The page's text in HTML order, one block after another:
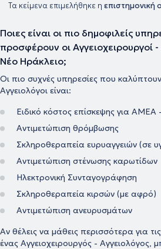
Τα κείμενα επιμελήθηκε η
Ποιες είναι οι πιο δημοφιλείς
προσφέρουν οι Αγγειοχειρουργοί -
Νέο Ηράκλειο;
Οι πιο συχνές υπηρεσίες που καλύπτουν
Αγγειολόγοι είναι:
Ειδικό κόστος επίσκεψης για ΑΜΕΑ
Αντιμετώπιση θρόμβωσης
Σκληροθεραπεία ευρυαγγειών (σε
Αντιμετώπιση στένωσης καρωτίδων
Ηλεκτρονική Συνταγογράφηση
Σκληροθεραπεία κιρσών (με αφρό)
Αντιμετώπιση ανευρυσμάτων
Αν θέλεις να μάθεις περισσότερα για
ένας Αγγειοχειρουργός - Αγγειολόγος,